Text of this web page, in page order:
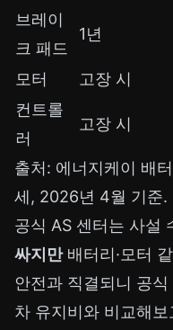
브레이
크 패드
1년
모터 고장 시
컨트롤
러
고장 시
출처: 에너지케이 배
세, 2026년 4월 기준.
공식 AS 센터는 사설
싸지만배터리·모터
안전과 직결되니 공
차 유지비와 비교해보